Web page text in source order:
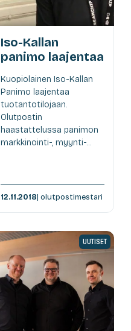
Iso-Kallan
panimo laajentaa
Kuopiolainen Iso-Kallan
Panimo laajentaa
tuotantotilojaan.
Olutpostin
haastattelussa panimon
markkinointi-, myynti-...
12.11.2018| olutpostimestari
UUTISET